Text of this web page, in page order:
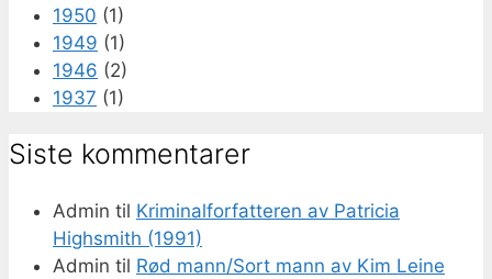
1950 (1)
1949 (1)
1946 (2)
1937 (1)
Siste kommentarer
Admin til Kriminalforfatteren av Patricia
Highsmith (1991)
Admin til Rød mann/Sort mann av Kim Leine